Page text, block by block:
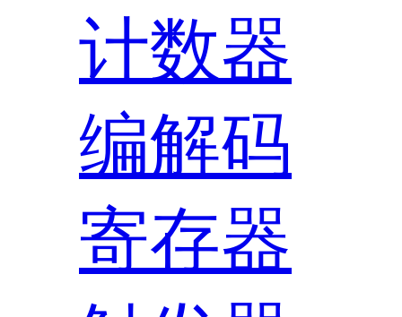
计数器
编解码
寄存器